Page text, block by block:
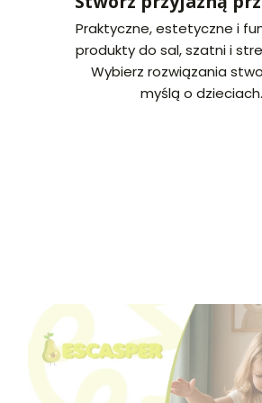
Praktyczne, estetyczne i
produkty do sal, szatni i
Wybierz rozwiązania
myślą o dzieciach.